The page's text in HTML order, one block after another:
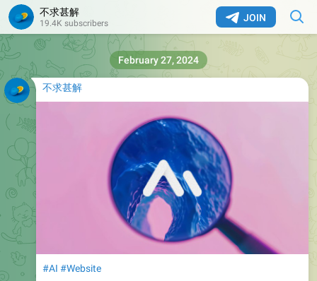
JOIN
不求甚解
19.4K subscribers
不求甚解
#AI #Website
February 27, 2024